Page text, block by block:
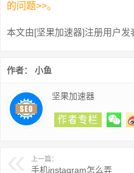
的问题>>。
本文由[坚果加速器]注册用户发
作者： 小鱼
坚果加速器
上一篇：
手机instagram怎么弄